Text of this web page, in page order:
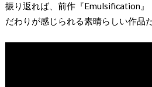
振り返れば、前作『Emulsification』
だわりが感じられる素晴らしい作品